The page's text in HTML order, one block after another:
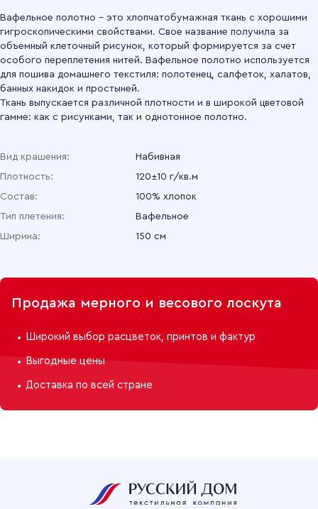
Вафельное полотно - это хлопчатобумажная ткань с хорошими
гигроскопическими свойствами. Свое название получила за
объемный клеточный рисунок, который формируется за счет
особого переплетения нитей. Вафельное полотно используется
для пошива домашнего текстиля: полотенец, салфеток, халатов,
банных накидок и простыней.
Ткань выпускается различной плотности и в широкой цветовой
гамме: как с рисунками, так и однотонное полотно.
Вид крашения:
Набивная
Плотность:
120±10 г/кв.м
Состав:
100% хлопок
Тип плетения:
Вафельное
Ширина:
150 см
Продажа мерного и весового лоскута
Широкий выбор расцветок, принтов и фактур
Выгодные цены
Доставка по всей стране